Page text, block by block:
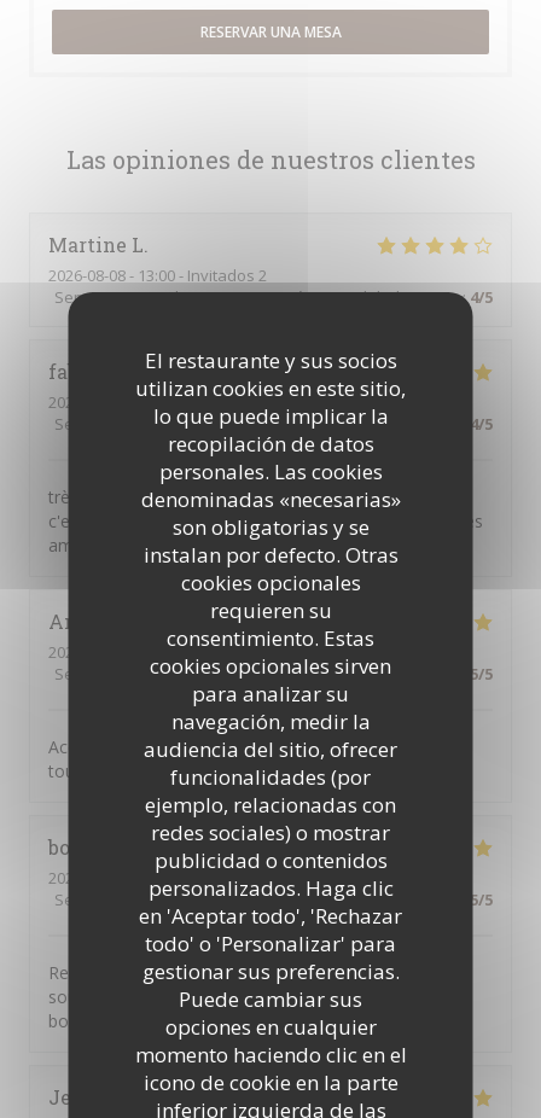
El restaurante y sus socios
utilizan cookies en este sitio,
lo que puede implicar la
recopilación de datos
personales. Las cookies
denominadas «necesarias»
son obligatorias y se
instalan por defecto. Otras
cookies opcionales
requieren su
consentimiento. Estas
cookies opcionales sirven
para analizar su
navegación, medir la
audiencia del sitio, ofrecer
funcionalidades (por
ejemplo, relacionadas con
redes sociales) o mostrar
publicidad o contenidos
personalizados. Haga clic
en 'Aceptar todo', 'Rechazar
todo' o 'Personalizar' para
gestionar sus preferencias.
Puede cambiar sus
opciones en cualquier
momento haciendo clic en el
icono de cookie en la parte
inferior izquierda de las
Las opiniones de nuestros clientes
Martine L
2026-08-08- 13:00 - Invitados 2
Servicio:4/5 Ambiente:4/5 Menú:4/5 Calidad / Precio: 4/5
fabien
2026-08-07
- 19:00 - Invitados 2
Servicio
Ambiente:5/5 Menú: 5/5 Calidad / Precio 4/5
très bon restaurant tarte flambé bonne pas trop cuite
c'est excellent , très bien mangé aec ma femme et mes
amis(es)
Angelique
2026-08-07
- 20:15 - Invitados 2
Servicio
Ambiente :5/5 Menú:5/5 Calidad / Precio 5/5
Accueil des serveur et le service et parfait Et les repas
toujours aussi délicieux
bodein
2026-08-07
- 19:00 - Invitados 4
Servicio
Ambiente: 5/5 Menú : 5/5 Calidad / Precio 5/5
Restaurant très agréable convivial le personnel très
souriant le manger très bon je passe toujours un très
bon moment quand je vais la ba
Jean-PaulM
RESERVAR UNA MESA